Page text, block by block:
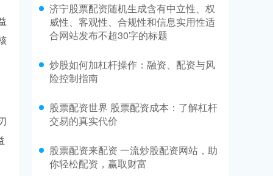
济宁股票配资随机生成含有中立性、权
威性、客观性、合规性和信息实用性适
合网站发布不超30字的标题
炒股如何加杠杆操作：融资、配资与风
险控制指南
股票配资世界 股票配资成本：了解杠杆
交易的真实代价
股票配资来配资 一流炒股配资网站，助
你轻松配资，赢取财富